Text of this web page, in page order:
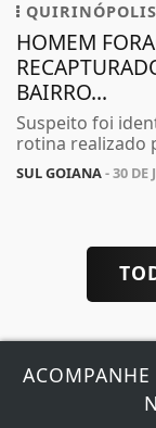
QUIRINÓPOLIS
HOMEM
BAIRRO...
Suspeito foi
rotina realizado
SUL GOIANA- 30 DE
ACOMPANHE